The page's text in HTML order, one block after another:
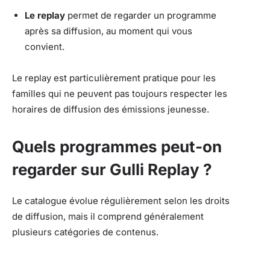
Le replay permet de regarder un programme
après sa diffusion, au moment qui vous
convient.
Le replay est particulièrement pratique pour les
familles qui ne peuvent pas toujours respecter les
horaires de diffusion des émissions jeunesse.
Quels programmes peut-on
regarder sur Gulli Replay ?
Le catalogue évolue régulièrement selon les droits
de diffusion, mais il comprend généralement
plusieurs catégories de contenus.